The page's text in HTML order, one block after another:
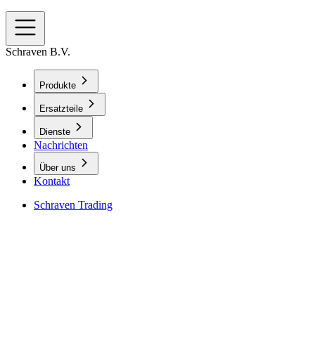
Schraven B.V.
Produkte
Ersatzteile
Dienste
Nachrichten
Über uns
Kontakt
Schraven Trading